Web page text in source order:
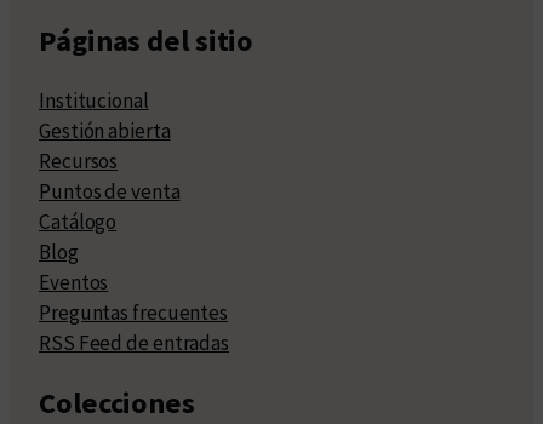
Páginas del sitio
Institucional
Gestión abierta
Recursos
Puntos de venta
Catálogo
Blog
Eventos
Preguntas frecuentes
RSS Feed de entradas
Colecciones